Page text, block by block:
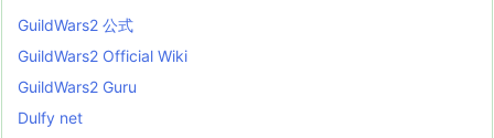
GuildWars2 公式
GuildWars2 Official Wiki
GuildWars2 Guru
Dulfy net